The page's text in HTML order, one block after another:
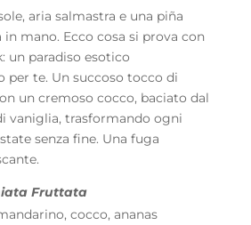
aria salmastra e una piña
mano. Ecco cosa si prova con
un paradiso esotico
te. Un succoso tocco di
un cremoso cocco, baciato dal
vaniglia, trasformando ogni
senza fine. Una fuga
Fruttata
cocco, ananas